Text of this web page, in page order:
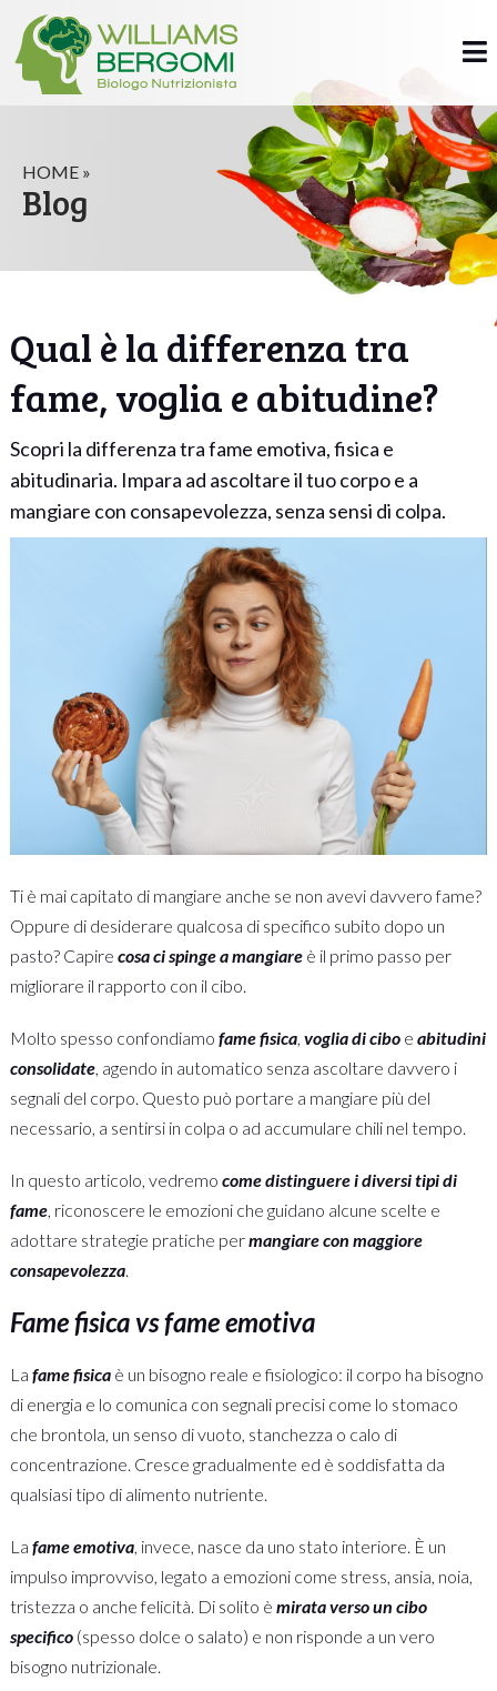
HOME »
Blog
Qual è la differenza tra
fame, voglia e abitudine?
Scopri la differenza tra fame emotiva, fisica e
abitudinaria. Impara ad ascoltare il tuo corpo e a
mangiare con consapevolezza, senza sensi di colpa.
Ti è mai capitato di mangiare anche se non avevi davvero fame?
Oppure di desiderare qualcosa di specifico subito dopo un
pasto? Capire cosa ci spinge a mangiareè il primo passo per
migliorare il rapporto con il cibo.
Molto spesso confondiamo fame fisica, voglia di ciboe abitudini
consolidate, agendo in automatico senza ascoltare davvero i
segnali del corpo. Questo può portare a mangiare più del
necessario, a sentirsi in colpa o ad accumulare chili nel tempo.
In questo articolo, vedremo come distinguere i diversi tipi di
fame, riconoscere le emozioni che guidano alcune scelte e
adottare strategie pratiche permangiare con maggiore
consapevolezza.
Fame fisica vs fame emotiva
La fame fisicaè un bisogno reale e fisiologico: il corpo ha bisogno
di energia e lo comunica con segnali precisi come lo stomaco
che brontola, un senso di vuoto, stanchezza o calo di
concentrazione. Cresce gradualmente ed è soddisfatta da
qualsiasi tipo di alimento nutriente.
La fame emotiva, invece, nasce da uno stato interiore. È un
impulso improvviso, legato a emozioni come stress, ansia, noia,
tristezza o anche felicità. Di solito è mirata verso un cibo
specifico(spesso dolce o salato) e non risponde a un vero
bisogno nutrizionale.